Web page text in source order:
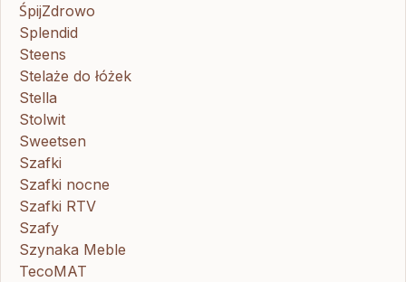
ŚpijZdrowo
Splendid
Steens
Stelaże do łóżek
Stella
Stolwit
Sweetsen
Szafki
Szafki nocne
Szafki RTV
Szafy
Szynaka Meble
TecoMAT